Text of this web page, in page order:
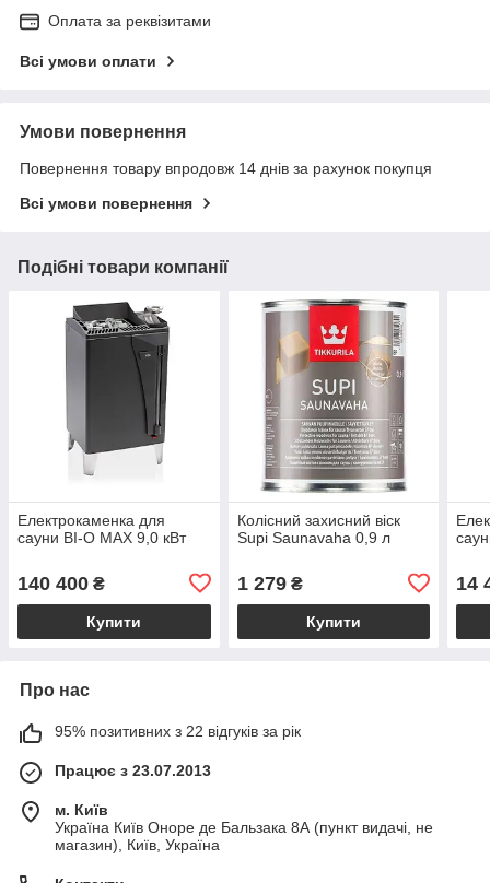
Оплата за реквізитами
Всі умови оплати
Умови повернення
Повернення товару впродовж 14 днів за рахунок покупця
Всі умови повернення
Подібні товари компанії
Електрокаменка для
сауни BI-O MAX 9,0 кВт
140 400 ₴
Купити
Колісний захисний віск
Supi Saunavaha 0,9 л
1 279₴
Купити
14
Про нас
95% позитивних з 22 відгуків за рік
Працює з 23.07.2013
м. Київ
Україна Київ Оноре де Бальзака 8А (пункт видачі, не
магазин), Київ, Україна